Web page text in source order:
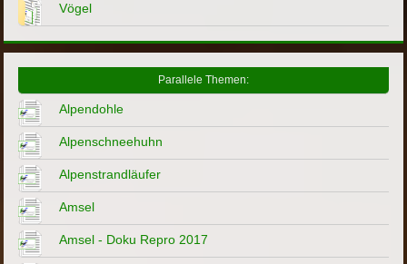
Vögel
Parallele Themen:
Alpendohle
Alpenschneehuhn
Alpenstrandläufer
Amsel
Amsel - Doku Repro 2017